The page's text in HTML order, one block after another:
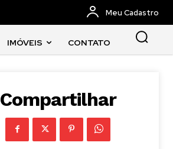
Meu Cadastro
IMÓVEIS CONTATO
Compartilhar